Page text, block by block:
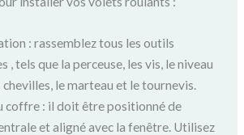
: rassemblez tous les outils
, tels que la perceuse, les vis, le niveau
chevilles, le marteau et le tournevis.
coffre : il doit être positionné de
et aligné avec la fenêtre. Utilisez